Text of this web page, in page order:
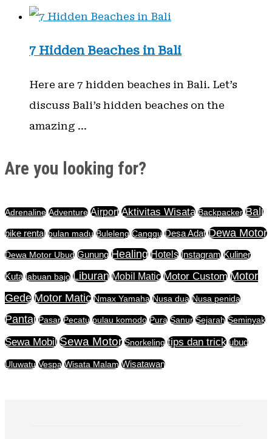
7 Hidden Beaches in Bali
Here are 7 hidden beaches in Bali. Let’s
discuss Bali’s hidden beaches on the
amazing …
Are you looking for?
Adrenaline Adventure Airport Aktivitas Wisata Backpacker Bali
bike rental bulan madu Buleleng Canggu Desa Adat Dewa Motor
Dewa Motor Ubud Gunung Healing Hotels Instagram Kuliner
Kuta labuan bajo Liburan Mobil Matic Motor Custom Motor
Gede Motor Matic Nmax Yamaha Nusa dua Nusa penida
Pantai Pasar Pecatu pulau komodo Pura Sanur Sejarah Seminyak
Sewa Mobil Sewa Motor Snorkeling tips dan trick ubud
Uluwatu Vespa Wisata Malam Wisatawan